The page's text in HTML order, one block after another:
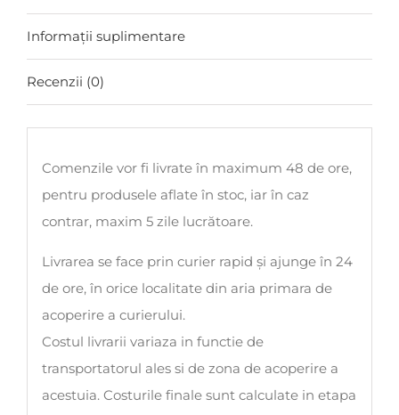
Informații suplimentare
Recenzii (0)
Comenzile vor fi livrate în maximum 48 de ore,
pentru produsele aflate în stoc, iar în caz
contrar, maxim 5 zile lucrătoare.
Livrarea se face prin curier rapid și ajunge în 24
de ore, în orice localitate din aria primara de
acoperire a curierului.
Costul livrarii variaza in functie de
transportatorul ales si de zona de acoperire a
acestuia. Costurile finale sunt calculate in etapa